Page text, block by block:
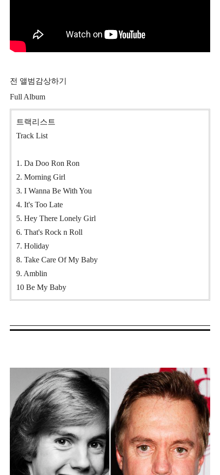
전 앨범감상하기
Full Album
트랙리스트
Track List
1. Da Doo Ron Ron
2. Morning Girl
3. I Wanna Be With You
4. It's Too Late
5. Hey There Lonely Girl
6. That's Rock n Roll
7. Holiday
8. Take Care Of My Baby
9. Amblin
10 Be My Baby